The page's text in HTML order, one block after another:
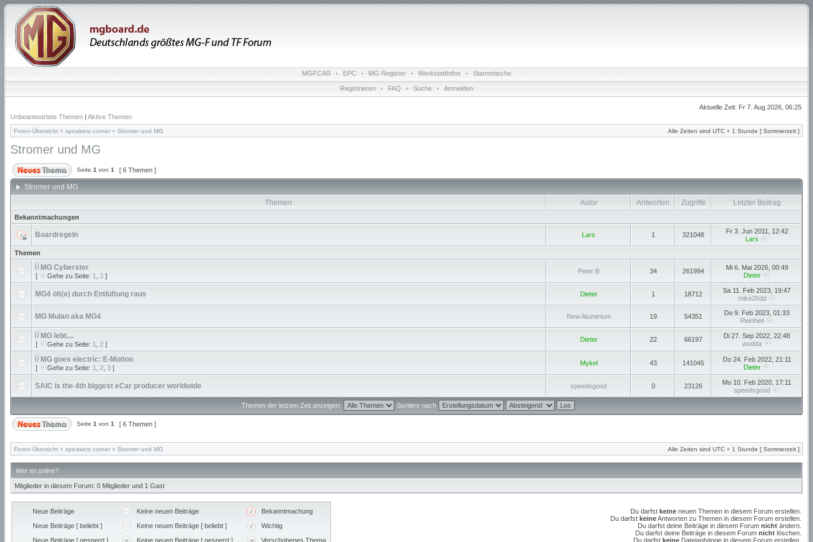
MGFCAR • EPC • MG Register • WerkstattInfos • Stammtische
Registrieren • FAQ • Suche • Anmelden
Aktuelle Zeit: Fr 7. Aug 2026, 06:25
Unbeantwortete Themen | Aktive Themen
Foren-Übersicht » speakers corner » Stromer und MG Alle Zeiten sind UTC + 1 Stunde [ Sommerzeit ]
Stromer und MG
Seite 1 von 1 [ 6 Themen ]
Stromer und MG
Themen
Autor Antworten Zugriffe Letzter Beitrag
Bekanntmachungen
Boardregeln Lars 1 321048
Fr 3. Jun 2011, 12:42
Lars
Themen
MG Cyberster
[ Gehe zu Seite: 1 2 ]
Peter B 34 261994
Mi 6. Mai 2026, 00:49
Dieter
MG4 ölt(e) durch Entlüftung raus Dieter 1 18712
Sa 11. Feb 2023, 19:47
mike26dd
MG Mulan aka MG4 New Aluminium 19 54351
Do 9. Feb 2023, 01:33
Reinheit
MG lebt....
[ Gehe zu Seite: 1 2 ]
Dieter 22 66197
Di 27. Sep 2022, 22:48
wudda
MG goes electric: E-Motion
[ Gehe zu Seite: 1 2 3 ]
Mykel 43 141045
Do 24. Feb 2022, 21:11
Dieter
SAIC is the 4th biggest eCar producer worldwide speedsgood 0 23126
Mo 10. Feb 2020, 17:11
speedsgood
Themen der letzten Zeit anzeigen: Sortiere nach
Seite 1 von 1 [ 6 Themen ]
Foren-Übersicht » speakers corner » Stromer und MG Alle Zeiten sind UTC + 1 Stunde [ Sommerzeit ]
Wer ist online?
Mitglieder in diesem Forum: 0 Mitglieder und 1 Gast
Neue Beiträge Keine neuen Beiträge
Bekanntmachung
Neue Beiträge [ beliebt ]
Keine neuen Beiträge [ beliebt ]
Wichtig
Neue Beiträge [ gesperrt ]
Keine neuen Beiträge [ gesperrt ] Verschobenes Thema
Du darfst keine neuen Themen in diesem Forum erstellen.
Du darfst keineAntworten zu Themen in diesem Forum erstellen.
Du darfst deine Beiträge in diesem Forum nicht ändern.
Du darfst deine Beiträge in diesem Forum nicht löschen.
Du darfst keine Dateianhänge in diesem Forum erstellen.